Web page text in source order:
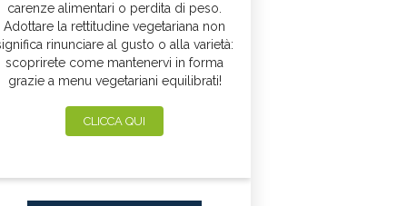
carenze alimentari o perdita di peso.
Adottare la rettitudine vegetariana non
rinunciare al gusto o alla varietà:
scoprirete come mantenervi in forma
grazie a menu vegetariani equilibrati!
CLICCA QUI